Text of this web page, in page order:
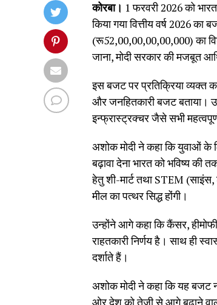
कोरबा। 1 फरवरी 2026 को
किया गया वित्तीय वर्ष 2026
(रू52,00,00,00,00,000) का
जाना, मोदी सरकार की मजबूत
इस बजट पर प्रतिक्रिया व्यक्त
और जनहितकारी बजट बताया।
इन्फ्रास्ट्रक्चर जैसे सभी
अशोक मोदी ने कहा कि युवाओं के
बढ़ावा देना भारत को भविष्य
हेतु शी-मार्ट तथा STEM
मील का पत्थर सिद्ध होंगी।
उन्होंने आगे कहा कि कैंसर,
राहतकारी निर्णय है। साथ ही
दर्शाते हैं।
अशोक मोदी ने कहा कि यह बजट